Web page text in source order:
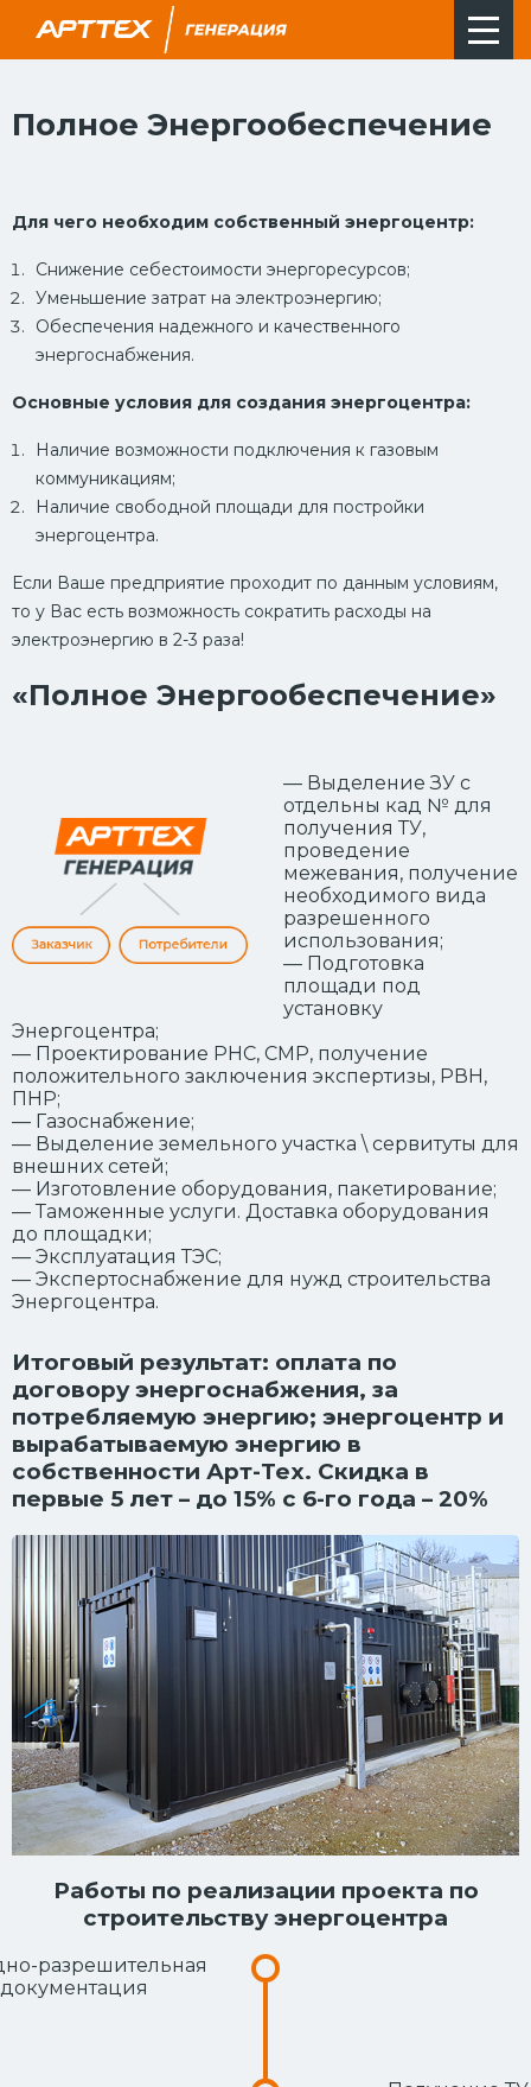
Полное Энергообеспечение
Для чего необходим собственный энергоцентр:
Снижение себестоимости энергоресурсов;
Уменьшение затрат на электроэнергию;
Обеспечения надежного и качественного
энергоснабжения.
Основные условия для создания энергоцентра:
Наличие возможности подключения к газовым
коммуникациям;
Наличие свободной площади для постройки
энергоцентра.
Если Ваше предприятие проходит по данным условиям,
то у Вас есть возможность сократить расходы на
электроэнергию в 2-3 раза!
«Полное Энергообеспечение»
— Выделение ЗУ с
отдельны кад № для
получения ТУ,
проведение
межевания, получение
необходимого вида
разрешенного
использования;
— Подготовка
площади под
установку
Энергоцентра;
— Проектирование РНС, СМР, получение
положительного заключения экспертизы, РВН,
ПНР;
— Газоснабжение;
— Выделение земельного участка \ сервитуты для
внешних сетей;
— Изготовление оборудования, пакетирование;
— Таможенные услуги. Доставка оборудования
до площадки;
— Эксплуатация ТЭС;
— Экспертоснабжение для нужд строительства
Энергоцентра.
Итоговый результат: оплата по
договору энергоснабжения, за
потребляемую энергию; энергоцентр и
вырабатываемую энергию в
собственности Арт-Тех. Скидка в
первые 5 лет – до 15% с 6-го года – 20%
Работы по реализации проекта по
строительству энергоцентра
разрешительная
документация